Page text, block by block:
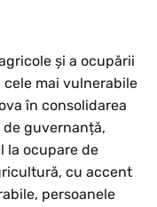
și a ocupării
mai vulnerabile
în consolidarea
guvernanță,
la ocupare de
cu accent
persoanele